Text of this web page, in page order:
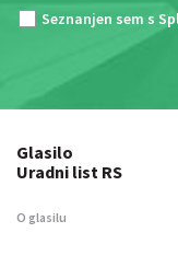
Seznanjen sem s
Glasilo
Uradni list RS
O glasilu